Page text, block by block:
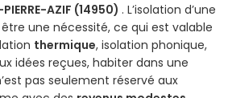
AZIF (14950) . L’isolation d’une
une nécessité, ce qui est valable
thermique, isolation phonique,
idées reçues, habiter dans une
pas seulement réservé aux